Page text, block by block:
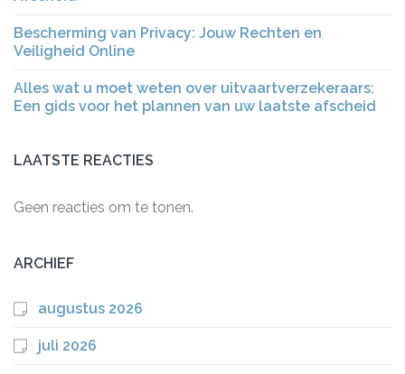
Bescherming van Privacy: Jouw Rechten en
Veiligheid Online
Alles wat u moet weten over uitvaartverzekeraars:
Een gids voor het plannen van uw laatste afscheid
LAATSTE REACTIES
Geen reacties om te tonen.
ARCHIEF
augustus 2026
juli 2026